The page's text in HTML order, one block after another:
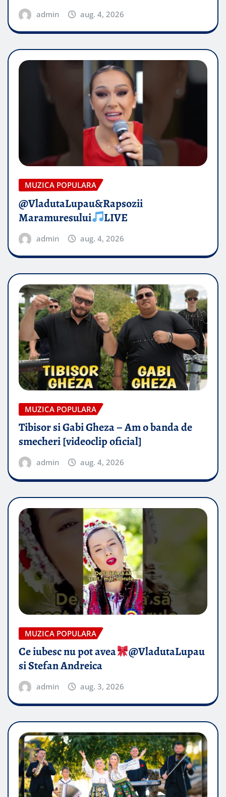
admin aug. 4, 2026
MUZICA POPULARA
@VladutaLupau&Rapsozii
Maramuresului
LIVE
admin aug. 4, 2026
MUZICA POPULARA
Tibisor si Gabi Gheza – Am o banda de
smecheri [videoclip oficial]
admin aug. 4, 2026
MUZICA POPULARA
Ce iubesc nu pot avea
​@VladutaLupau
si Stefan Andreica
admin aug. 3, 2026